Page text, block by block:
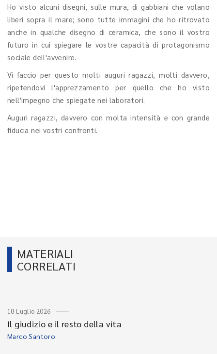
Ho visto alcuni disegni, sulle mura, di gabbiani che volano
liberi sopra il mare; sono tutte immagini che ho ritrovato
anche in qualche disegno di ceramica, che sono il vostro
futuro in cui spiegare le vostre capacità di protagonismo
sociale dell'avvenire.
Vi faccio per questo molti auguri ragazzi, molti davvero,
ripetendovi l'apprezzamento per quello che ho visto
nell'impegno che spiegate nei laboratori.
Auguri ragazzi, davvero con molta intensità e con grande
fiducia nei vostri confronti.
MATERIALI
CORRELATI
18 Luglio 2026
Il giudizio e il resto della vita
Marco Santoro